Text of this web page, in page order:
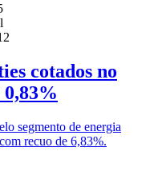
cotados no
segmento de energia
recuo de 6,83%.